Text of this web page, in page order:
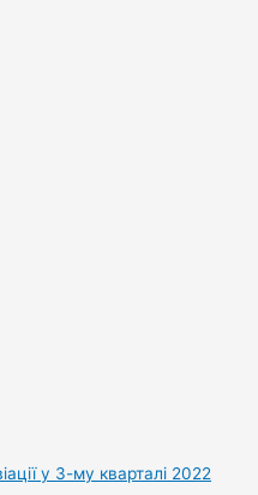
у 3-му кварталі 2022